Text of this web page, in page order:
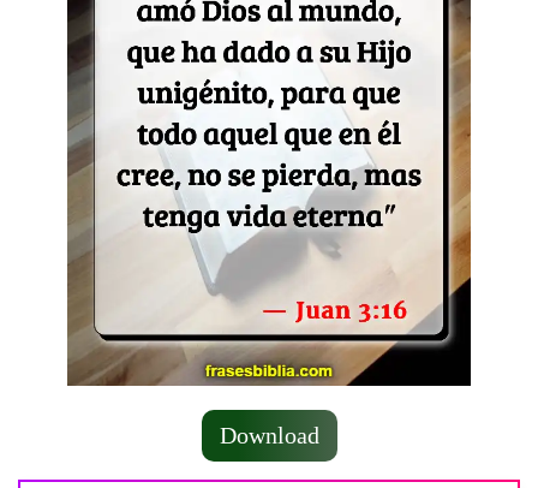
Download